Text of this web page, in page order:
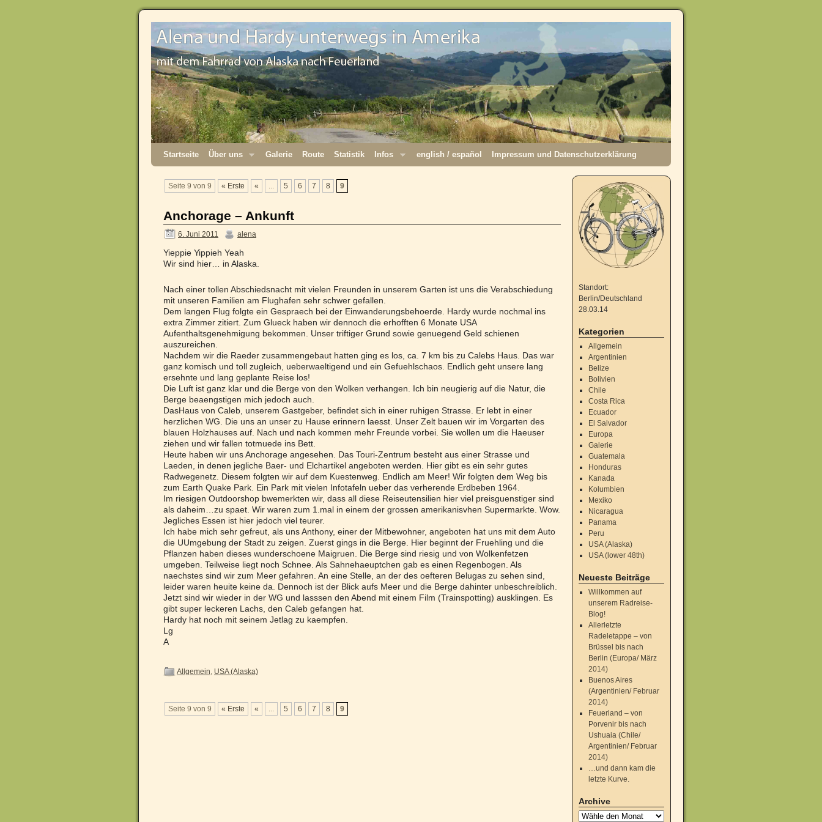
Startseite Über uns Galerie Route Statistik Infos english / español Impressum und Datenschutzerklärung
Seite 9 von 9 « Erste « ... 5 6 7 8 9
Anchorage – Ankunft
6. Juni 2011 alena
Yieppie Yippieh Yeah
Wir sind hier… in Alaska.
Nach einer tollen Abschiedsnacht mit vielen Freunden in unserem Garten ist uns die Verabschiedung
mit unseren Familien am Flughafen sehr schwer gefallen.
Dem langen Flug folgte ein Gespraech bei der Einwanderungsbehoerde. Hardy wurde nochmal ins
extra Zimmer zitiert. Zum Glueck haben wir dennoch die erhofften 6 Monate USA
Aufenthaltsgenehmigung bekommen. Unser triftiger Grund sowie genuegend Geld schienen
auszureichen.
Nachdem wir die Raeder zusammengebaut hatten ging es los, ca. 7 km bis zu Calebs Haus. Das war
ganz komisch und toll zugleich, ueberwaeltigend und ein Gefuehlschaos. Endlich geht unsere lang
ersehnte und lang geplante Reise los!
Die Luft ist ganz klar und die Berge von den Wolken verhangen. Ich bin neugierig auf die Natur, die
Berge beaengstigen mich jedoch auch.
DasHaus von Caleb, unserem Gastgeber, befindet sich in einer ruhigen Strasse. Er lebt in einer
herzlichen WG. Die uns an unser zu Hause erinnern laesst. Unser Zelt bauen wir im Vorgarten des
blauen Holzhauses auf. Nach und nach kommen mehr Freunde vorbei. Sie wollen um die Haeuser
ziehen und wir fallen totmuede ins Bett.
Heute haben wir uns Anchorage angesehen. Das Touri-Zentrum besteht aus einer Strasse und
Laeden, in denen jegliche Baer- und Elchartikel angeboten werden. Hier gibt es ein sehr gutes
Radwegenetz. Diesem folgten wir auf dem Kuestenweg. Endlich am Meer! Wir folgten dem Weg bis
zum Earth Quake Park. Ein Park mit vielen Infotafeln ueber das verherende Erdbeben 1964.
Im riesigen Outdoorshop bwemerkten wir, dass all diese Reiseutensilien hier viel preisguenstiger sind
als daheim…zu spaet. Wir waren zum 1.mal in einem der grossen amerikanisvhen Supermarkte. Wow.
Jegliches Essen ist hier jedoch viel teurer.
Ich habe mich sehr gefreut, als uns Anthony, einer der Mitbewohner, angeboten hat uns mit dem Auto
die UUmgebung der Stadt zu zeigen. Zuerst gings in die Berge. Hier beginnt der Fruehling und die
Pflanzen haben dieses wunderschoene Maigruen. Die Berge sind riesig und von Wolkenfetzen
umgeben. Teilweise liegt noch Schnee. Als Sahnehaeuptchen gab es einen Regenbogen. Als
naechstes sind wir zum Meer gefahren. An eine Stelle, an der des oefteren Belugas zu sehen sind,
leider waren heuite keine da. Dennoch ist der Blick aufs Meer und die Berge dahinter unbeschreiblich.
Jetzt sind wir wieder in der WG und lasssen den Abend mit einem Film (Trainspotting) ausklingen. Es
gibt super leckeren Lachs, den Caleb gefangen hat.
Hardy hat noch mit seinem Jetlag zu kaempfen.
Lg
A
Allgemein, USA (Alaska)
Seite 9 von 9 « Erste « ... 5 6 7 8 9
Standort:
Berlin/Deutschland
28.03.14
Kategorien
Allgemein
Argentinien
Belize
Bolivien
Chile
Costa Rica
Ecuador
El Salvador
Europa
Galerie
Guatemala
Honduras
Kanada
Kolumbien
Mexiko
Nicaragua
Panama
Peru
USA (Alaska)
USA (lower 48th)
Neueste Beiträge
Willkommen auf
unserem Radreise-
Blog!
Allerletzte
Radeletappe – von
Brüssel bis nach
Berlin (Europa/ März
2014)
Buenos Aires
(Argentinien/ Februar
2014)
Feuerland – von
Porvenir bis nach
Ushuaia (Chile/
Argentinien/ Februar
2014)
…und dann kam die
letzte Kurve.
Archive